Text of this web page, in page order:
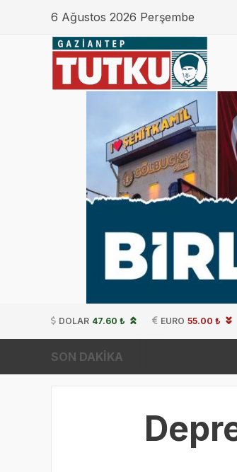
6 Ağustos 2026 Perşembe
DOLAR 47.60 ₺ EURO 55.00 ₺
SON DAKİKA